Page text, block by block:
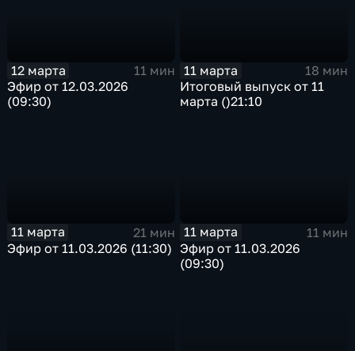
12 марта
11 мин
Эфир от 12.03.2026
(09:30)
11 марта
18 мин
Итоговый выпуск от 11
марта ()21:10
11 марта
21 мин
Эфир от 11.03.2026 (11:30)
11 марта
11 мин
Эфир от 11.03.2026
(09:30)